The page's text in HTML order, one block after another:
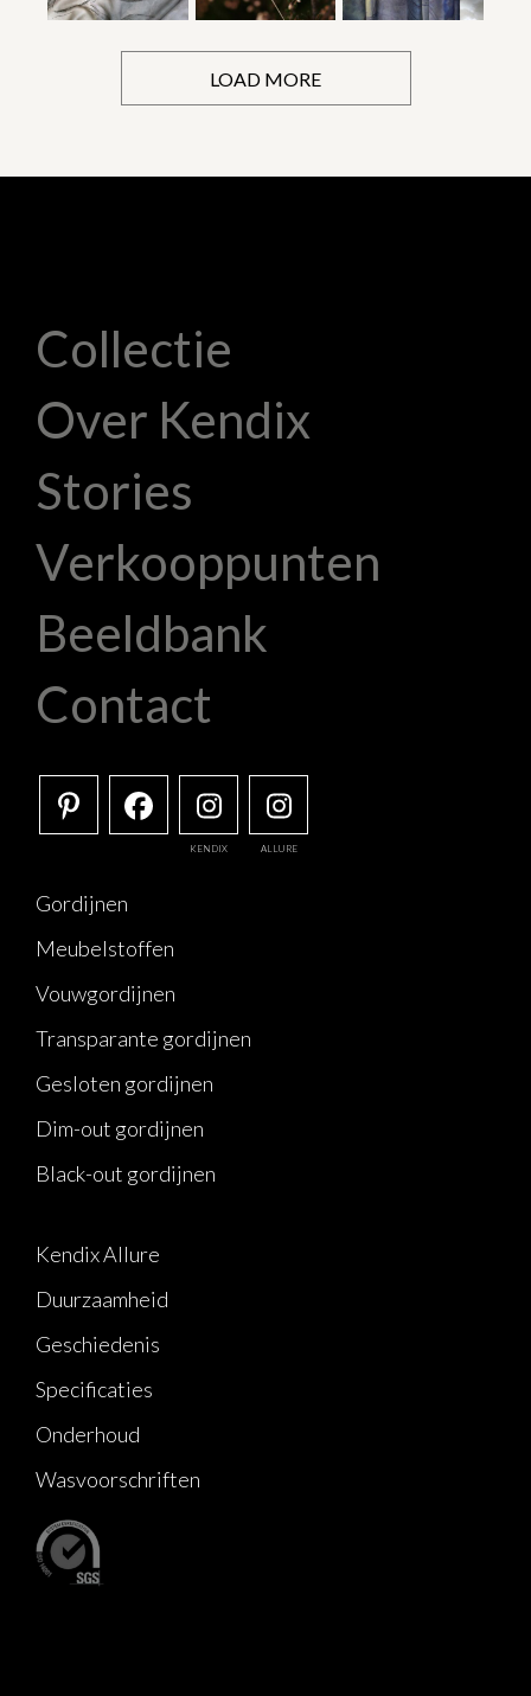
LOAD MORE
Collectie
Over Kendix
Stories
Verkooppunten
Beeldbank
Contact
KENDIX ALLURE
Gordijnen
Meubelstoffen
Vouwgordijnen
Transparante gordijnen
Gesloten gordijnen
Dim-out gordijnen
Black-out gordijnen
Kendix Allure
Duurzaamheid
Geschiedenis
Specificaties
Onderhoud
Wasvoorschriften